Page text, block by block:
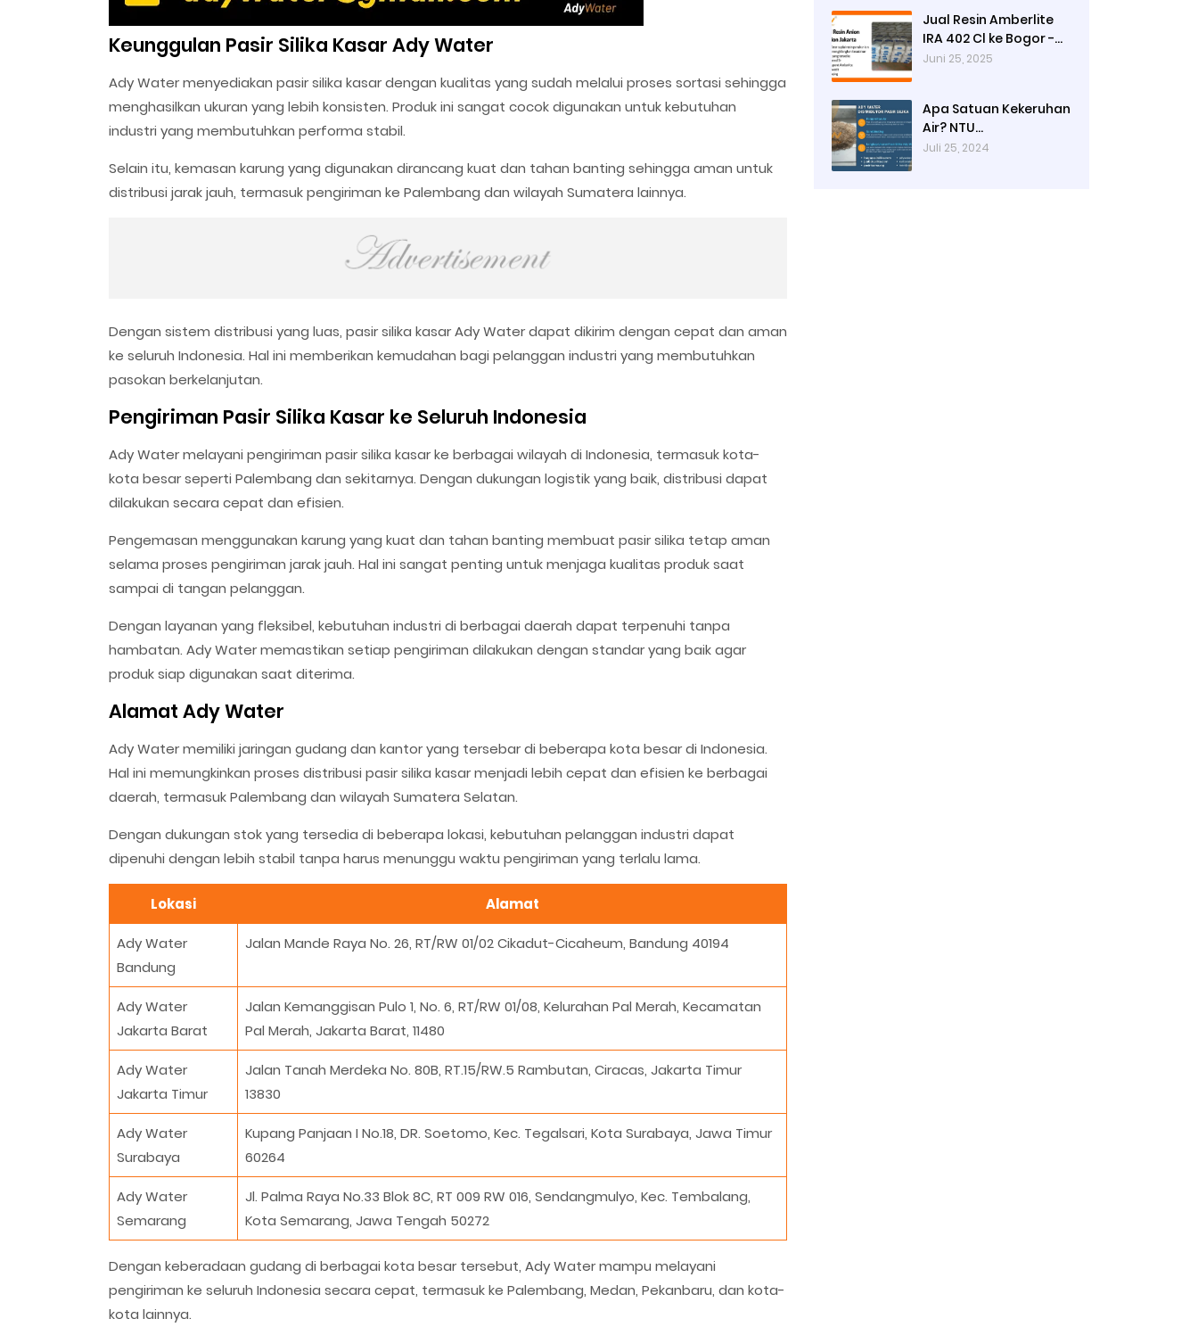
Keunggulan Pasir Silika Kasar Ady Water
Ady Water menyediakan pasir silika kasar dengan kualitas yang sudah melalui proses sortasi sehingga
menghasilkan ukuran yang lebih konsisten. Produk ini sangat cocok digunakan untuk kebutuhan
industri yang membutuhkan performa stabil.
Selain itu, kemasan karung yang digunakan dirancang kuat dan tahan banting sehingga aman untuk
distribusi jarak jauh, termasuk pengiriman ke Palembang dan wilayah Sumatera lainnya.
Dengan sistem distribusi yang luas, pasir silika kasar Ady Water dapat dikirim dengan cepat dan aman
ke seluruh Indonesia. Hal ini memberikan kemudahan bagi pelanggan industri yang membutuhkan
pasokan berkelanjutan.
Pengiriman Pasir Silika Kasar ke Seluruh Indonesia
Ady Water melayani pengiriman pasir silika kasar ke berbagai wilayah di Indonesia, termasuk kota-
kota besar seperti Palembang dan sekitarnya. Dengan dukungan logistik yang baik, distribusi dapat
dilakukan secara cepat dan efisien.
Pengemasan menggunakan karung yang kuat dan tahan banting membuat pasir silika tetap aman
selama proses pengiriman jarak jauh. Hal ini sangat penting untuk menjaga kualitas produk saat
sampai di tangan pelanggan.
Dengan layanan yang fleksibel, kebutuhan industri di berbagai daerah dapat terpenuhi tanpa
hambatan. Ady Water memastikan setiap pengiriman dilakukan dengan standar yang baik agar
produk siap digunakan saat diterima.
Alamat Ady Water
Ady Water memiliki jaringan gudang dan kantor yang tersebar di beberapa kota besar di Indonesia.
Hal ini memungkinkan proses distribusi pasir silika kasar menjadi lebih cepat dan efisien ke berbagai
daerah, termasuk Palembang dan wilayah Sumatera Selatan.
Dengan dukungan stok yang tersedia di beberapa lokasi, kebutuhan pelanggan industri dapat
dipenuhi dengan lebih stabil tanpa harus menunggu waktu pengiriman yang terlalu lama.
Lokasi Alamat
Ady Water
Bandung
Jalan Mande Raya No. 26, RT/RW 01/02 Cikadut-Cicaheum, Bandung 40194
Ady Water
Jakarta Barat
Jalan Kemanggisan Pulo 1, No. 6, RT/RW 01/08, Kelurahan Pal Merah, Kecamatan
Pal Merah, Jakarta Barat, 11480
Ady Water
Jakarta Timur
Jalan Tanah Merdeka No. 80B, RT.15/RW.5 Rambutan, Ciracas, Jakarta Timur
13830
Ady Water
Surabaya
Kupang Panjaan I No.18, DR. Soetomo, Kec. Tegalsari, Kota Surabaya, Jawa Timur
60264
Ady Water
Semarang
Jl. Palma Raya No.33 Blok 8C, RT 009 RW 016, Sendangmulyo, Kec. Tembalang,
Kota Semarang, Jawa Tengah 50272
Dengan keberadaan gudang di berbagai kota besar tersebut, Ady Water mampu melayani
pengiriman ke seluruh Indonesia secara cepat, termasuk ke Palembang, Medan, Pekanbaru, dan kota-
kota lainnya.
Jual Resin Amberlite
IRA 402 Cl ke Bogor -
Ady Water
Juni 25, 2025
Apa Satuan Kekeruhan
Air? NTU
(Nephelometric
Juli 25, 2024